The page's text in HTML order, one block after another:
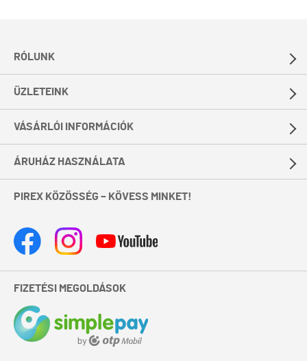
RÓLUNK
ÜZLETEINK
VÁSÁRLÓI INFORMÁCIÓK
ÁRUHÁZ HASZNÁLATA
PIREX KÖZÖSSÉG – KÖVESS MINKET!
FIZETÉSI MEGOLDÁSOK